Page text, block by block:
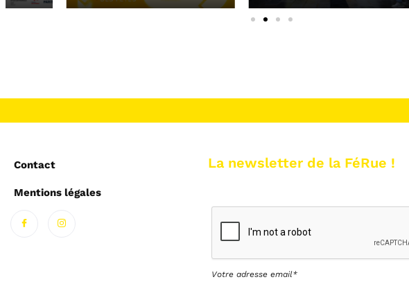
Contact
Mentions légales
La newsletter de la FéRue !
Votre adresse email*